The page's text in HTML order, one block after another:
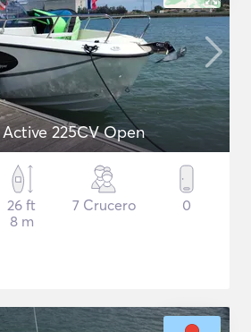
225CV Open
26 ft
8 m
7 Crucero 0